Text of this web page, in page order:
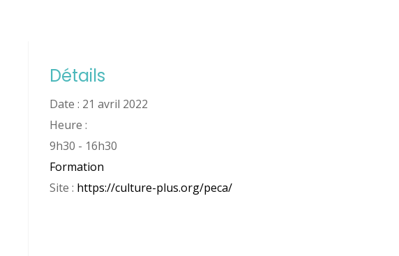
Détails
Date : 21 avril 2022
Heure :
9h30 - 16h30
Formation
Site : https://culture-plus.org/peca/